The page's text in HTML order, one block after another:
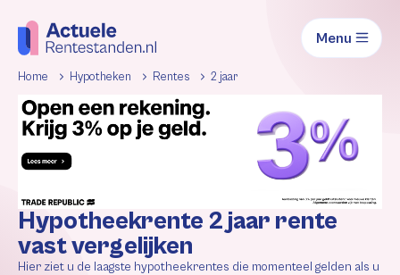
Menu
Home Hypotheken Rentes 2 jaar
Hypotheekrente 2 jaar rente
vast vergelijken
Hier ziet u de laagste hypotheekrentes die momenteel gelden als u